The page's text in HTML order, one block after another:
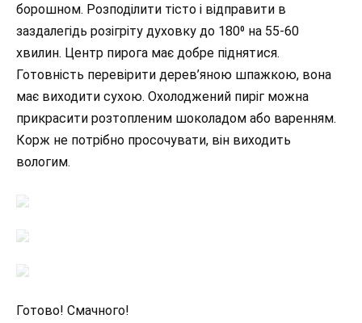
борошном. Розподілити тісто і відправити в
заздалегідь розігріту духовку до 180⁰ на 55-60
хвилин. Центр пирога має добре піднятися.
Готовність перевірити дерев’яною шпажкою, вона
має виходити сухою. Охолоджений пиріг можна
прикрасити розтопленим шоколадом або варенням.
Корж не потрібно просочувати, він виходить
вологим.
Готово! Смачного!